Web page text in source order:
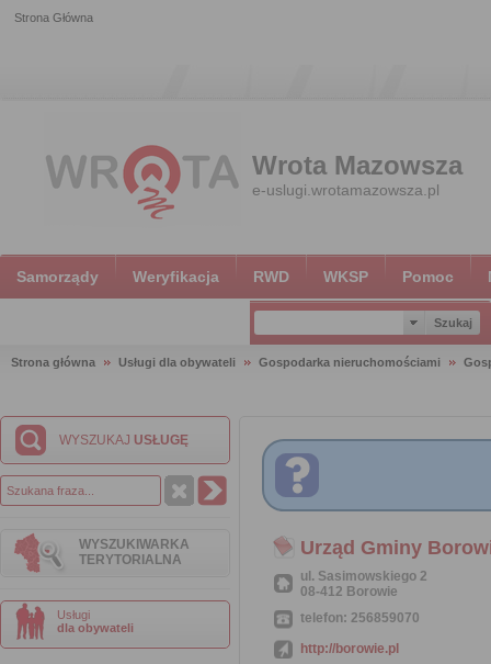
Strona Główna
Wrota Mazowsza
e-uslugi.wrotamazowsza.pl
Samorządy Weryfikacja RWD WKSP Pomoc
Strona główna Usługi dla obywateli Gospodarka nieruchomościami
WYSZUKAJ USŁUGĘ
WYSZUKIWARKA
TERYTORIALNA
Usługi
dla obywateli
Urząd Gminy
ul. Sasimowskiego 2
08-412 Borowie
telefon: 256859070
http://borowie.pl